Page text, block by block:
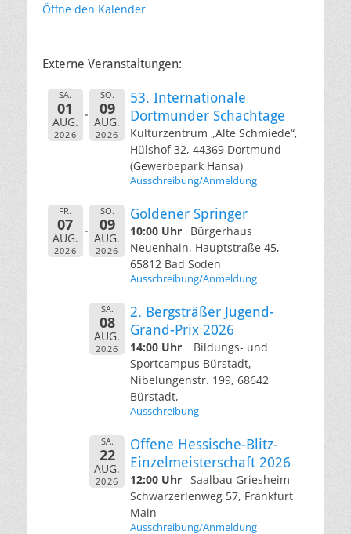
Öffne den Kalender
Externe Veranstaltungen:
SA.
01
AUG.
2026
SO.
09
AUG.
2026
53. Internationale
Dortmunder Schachtage
Kulturzentrum „Alte Schmiede“,
Hülshof 32, 44369 Dortmund
(Gewerbepark Hansa)
Ausschreibung/Anmeldung
FR.
07
AUG.
2026
SO.
09
AUG.
2026
Goldener Springer
10:00 Uhr
Bürgerhaus
Neuenhain, Hauptstraße 45,
65812 Bad Soden
Ausschreibung/Anmeldung
SA.
08
AUG.
2026
2. Bergsträßer Jugend-
Grand-Prix 2026
14:00 Uhr
Bildungs- und
Sportcampus Bürstadt,
Nibelungenstr. 199, 68642
Bürstadt,
Ausschreibung
SA.
22
AUG.
2026
Offene Hessische-Blitz-
Einzelmeisterschaft 2026
12:00 Uhr Saalbau Griesheim
Schwarzerlenweg 57, Frankfurt
Main
Ausschreibung/Anmeldung